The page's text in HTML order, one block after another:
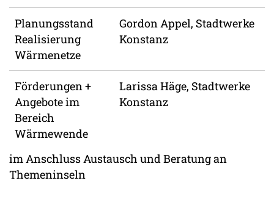
Planungsstand
Realisierung
Wärmenetze
Gordon Appel, Stadtwerke
Konstanz
Förderungen +
Angebote im
Bereich
Wärmewende
Larissa Häge, Stadtwerke
Konstanz
im Anschluss Austausch und Beratung an
Themeninseln